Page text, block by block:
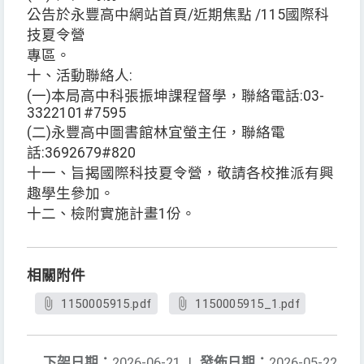
公告於永豐高中網站首頁/近期焦點 /115國際科
技夏令營
專區。
十、活動聯絡人:
(一)本局高中科張振坤課程督學，聯絡電話:03-
3322101#7595
(二)永豐高中圖書館林宜螢主任，聯絡電
話:3692679#820
十一、旨揭國際科技夏令營，敬請各校推派有興
趣學生參加。
十二、檢附實施計畫1份。
相關附件
1150005915.pdf 1150005915_1.pdf